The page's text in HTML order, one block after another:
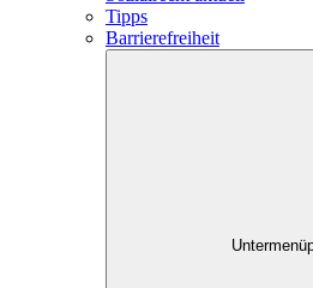
Tipps
Barrierefreiheit